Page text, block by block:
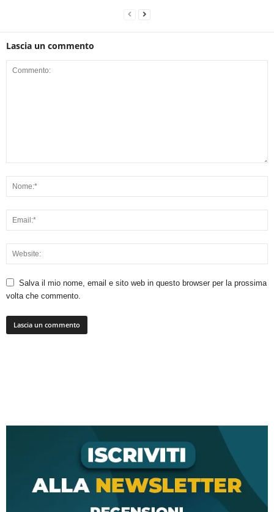
Lascia un commento
Salva il mio nome, email e sito web in questo browser per la prossima
volta che commento.